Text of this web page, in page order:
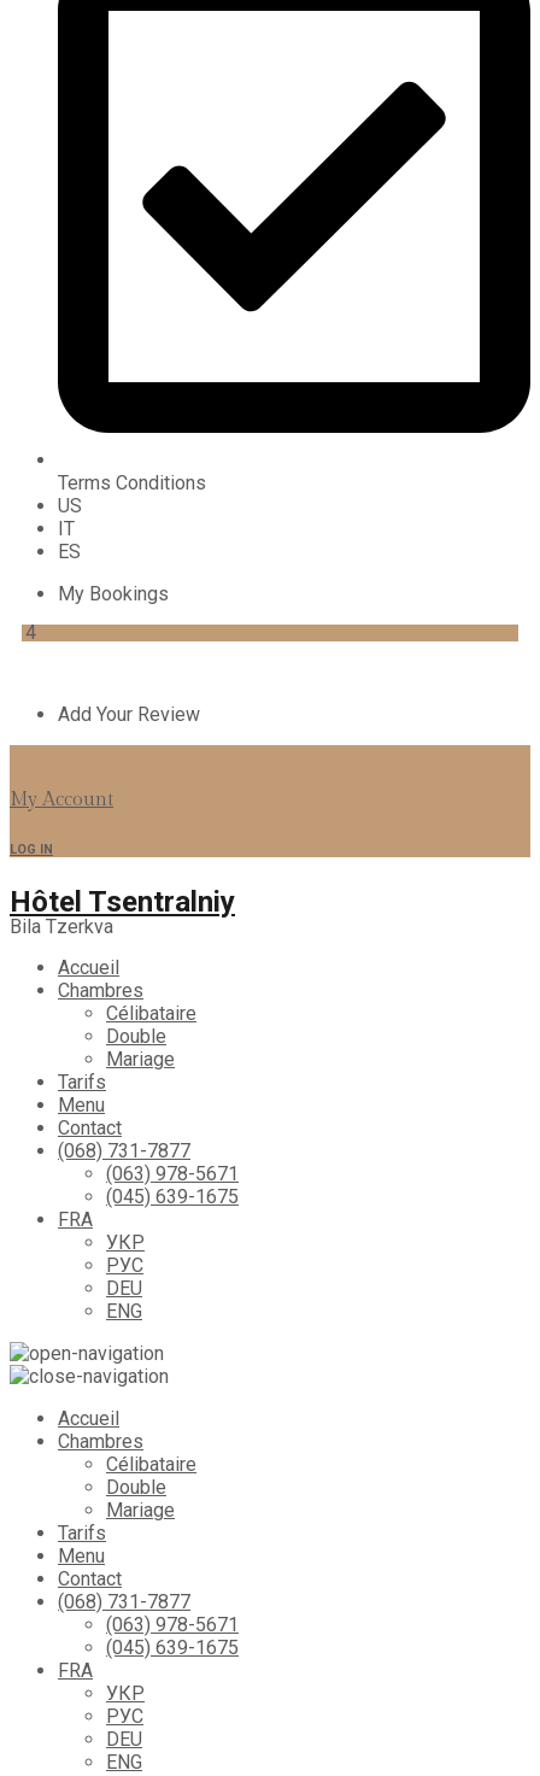
Terms Conditions
US
IT
ES
My Bookings
4
Add Your Review
My Account
LOG IN
Hôtel Tsentralniy
Bila Tzerkva
Accueil
Chambres
Сélibataire
Double
Mariage
Tarifs
Menu
Contact
(068) 731-7877
(063) 978-5671
(045) 639-1675
FRA
УКР
РУС
DEU
ENG
Accueil
Chambres
Сélibataire
Double
Mariage
Tarifs
Menu
Contact
(068) 731-7877
(063) 978-5671
(045) 639-1675
FRA
УКР
РУС
DEU
ENG